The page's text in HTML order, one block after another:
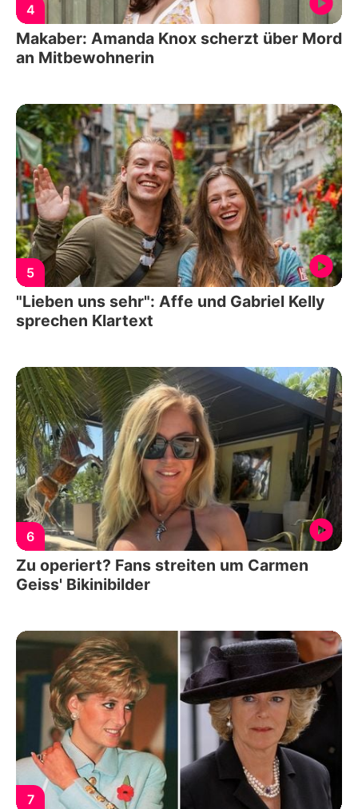
4
Makaber: Amanda Knox scherzt über Mord
an Mitbewohnerin
5
"Lieben uns sehr": Affe und Gabriel Kelly
sprechen Klartext
6
Zu operiert? Fans streiten um Carmen
Geiss' Bikinibilder
7